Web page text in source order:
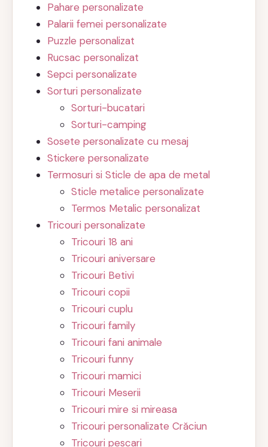
Pahare personalizate
Palarii femei personalizate
Puzzle personalizat
Rucsac personalizat
Sepci personalizate
Sorturi personalizate
Sorturi-bucatari
Sorturi-camping
Sosete personalizate cu mesaj
Stickere personalizate
Termosuri si Sticle de apa de metal
Sticle metalice personalizate
Termos Metalic personalizat
Tricouri personalizate
Tricouri 18 ani
Tricouri aniversare
Tricouri Betivi
Tricouri copii
Tricouri cuplu
Tricouri family
Tricouri fani animale
Tricouri funny
Tricouri mamici
Tricouri Meserii
Tricouri mire si mireasa
Tricouri personalizate Crăciun
Tricouri pescari